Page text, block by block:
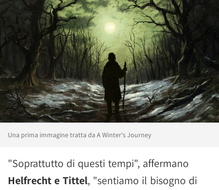
Una prima immagine tratta da A Winter's Journey
"Soprattutto di questi tempi", affermano
Helfrecht e Tittel, "sentiamo il bisogno di